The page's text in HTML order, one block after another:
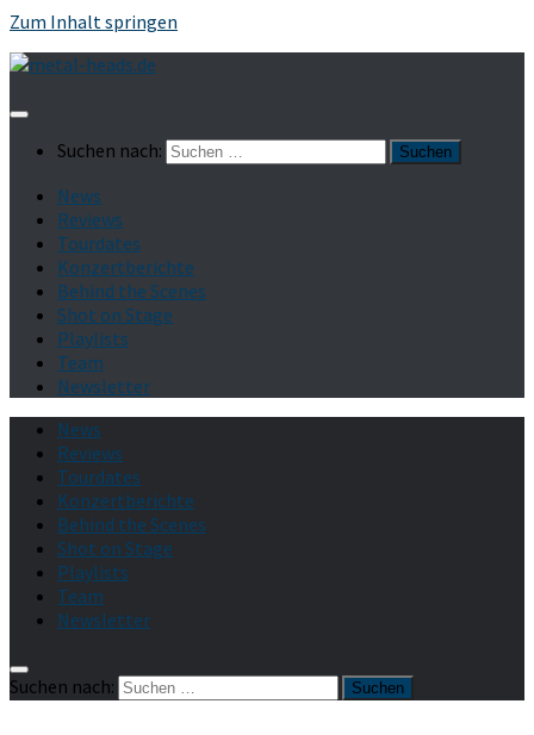
Zum Inhalt springen
Suchen nach:
News
Reviews
Tourdates
Konzertberichte
Behind the Scenes
Shot on Stage
Playlists
Team
Newsletter
News
Reviews
Tourdates
Konzertberichte
Behind the Scenes
Shot on Stage
Playlists
Team
Newsletter
Suchen nach: